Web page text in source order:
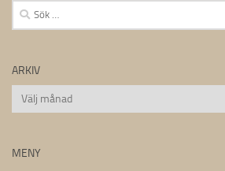
Sök
efter:
ARKIV
Arkiv
MENY